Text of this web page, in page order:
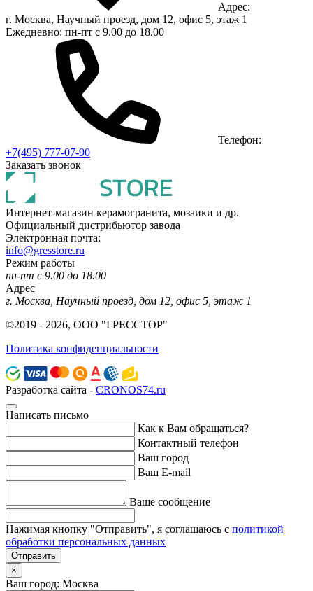
Адрес:
г. Москва, Научный проезд, дом 12, офис 5, этаж 1
Ежедневно: пн-пт с 9.00 до 18.00
Телефон:
+7(495) 777-07-90
Заказать звонок
Интернет-магазин керамогранита, мозаики и др.
Официальный дистрибьютор завода
Электронная почта:
info@gresstore.ru
Режим работы
пн-пт с 9.00 до 18.00
Адрес
г. Москва, Научный проезд, дом 12, офис 5, этаж 1
©2019 - 2026, ООО "ГРЕССТОР"
Политика конфиденциальности
Разработка сайта - CRONOS74.ru
Написать письмо
Как к Вам обращаться?
Контактный телефон
Ваш город
Ваш E-mail
Ваше сообщение
Нажимая кнопку "Отправить", я соглашаюсь с политикой
обработки персональных данных
Отправить
×
Ваш город: Москва